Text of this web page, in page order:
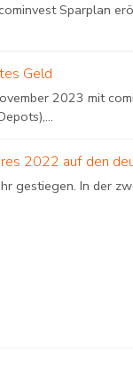
Sparplan
Geld
2023 mit
2022 auf den
gestiegen. In der